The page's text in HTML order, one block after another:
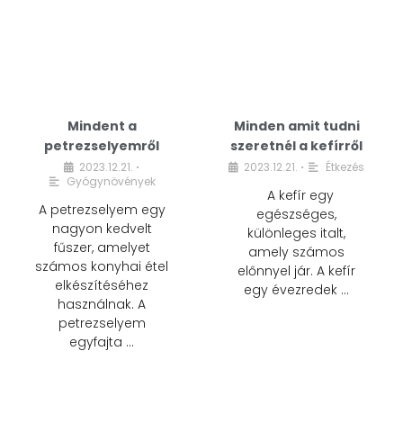
Mindent a
petrezselyemről
2023.12.21. •
Gyógynövények
A petrezselyem egy
nagyon kedvelt
fűszer, amelyet
számos konyhai étel
elkészítéséhez
használnak. A
petrezselyem
egyfajta …
Minden amit tudni
szeretnél a kefírről
2023.12.21. • Étkezés
A kefír egy
egészséges,
különleges italt,
amely számos
előnnyel jár. A kefír
egy évezredek …